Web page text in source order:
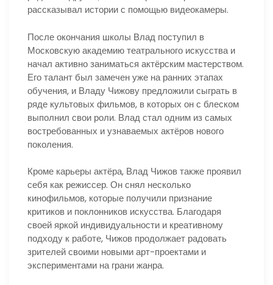
рассказывал истории с помощью видеокамеры.
После окончания школы Влад поступил в
Московскую академию театрального искусства и
начал активно заниматься актёрским мастерством.
Его талант был замечен уже на ранних этапах
обучения, и Владу Чижову предложили сыграть в
ряде культовых фильмов, в которых он с блеском
выполнил свои роли. Влад стал одним из самых
востребованных и узнаваемых актёров нового
поколения.
Кроме карьеры актёра, Влад Чижов также проявил
себя как режиссер. Он снял несколько
кинофильмов, которые получили признание
критиков и поклонников искусства. Благодаря
своей яркой индивидуальности и креативному
подходу к работе, Чижов продолжает радовать
зрителей своими новыми арт-проектами и
экспериментами на грани жанра.